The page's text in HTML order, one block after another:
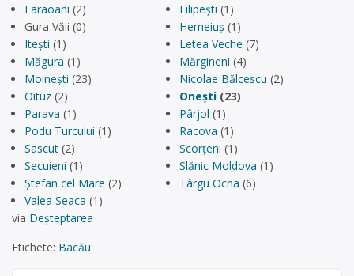
Faraoani (2) Filipești (1)
Gura Văii (0)
Hemeiuș (1)
Itești (1) Letea Veche (7)
Măgura (1) Mărgineni (4)
Moinești (23) Nicolae Bălcescu (2)
Oituz (2) Onești (23)
Parava (1) Pârjol (1)
Podu Turcului (1) Racova (1)
Sascut (2) Scorțeni (1)
Secuieni (1) Slănic Moldova (1)
Ștefan cel Mare (2) Târgu Ocna (6)
Valea Seaca (1)
via Deșteptarea
Etichete: Bacău